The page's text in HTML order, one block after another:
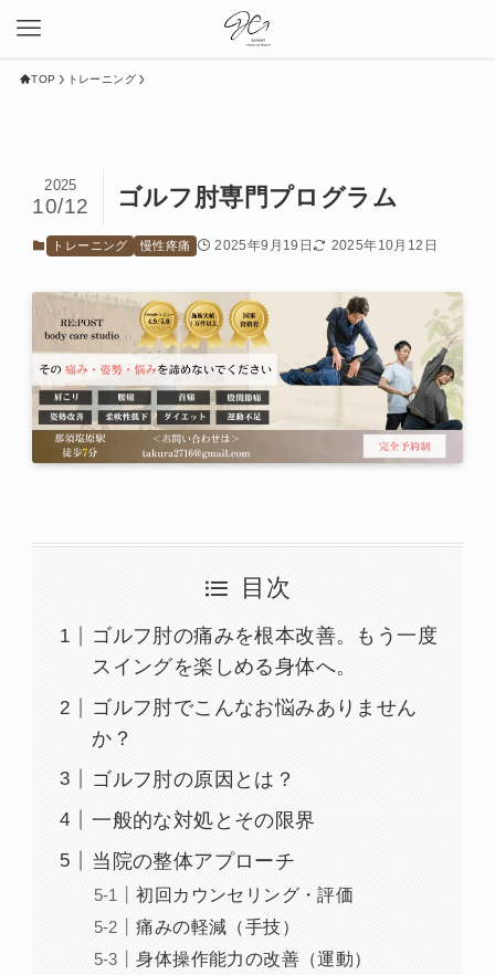
TOP トレーニング
ゴルフ肘専門プログラム
2025
10/12
トレーニング 慢性疼痛 2025年9月19日 2025年10月12日
目次
ゴルフ肘の痛みを根本改善。もう一度
スイングを楽しめる身体へ。
ゴルフ肘でこんなお悩みありません
か？
ゴルフ肘の原因とは？
一般的な対処とその限界
当院の整体アプローチ
初回カウンセリング・評価
痛みの軽減（手技）
身体操作能力の改善（運動）